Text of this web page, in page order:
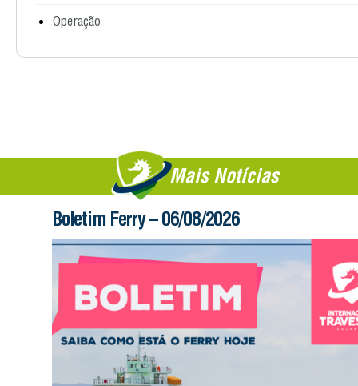
Operação
Mais Notícias
Boletim Ferry – 06/08/2026